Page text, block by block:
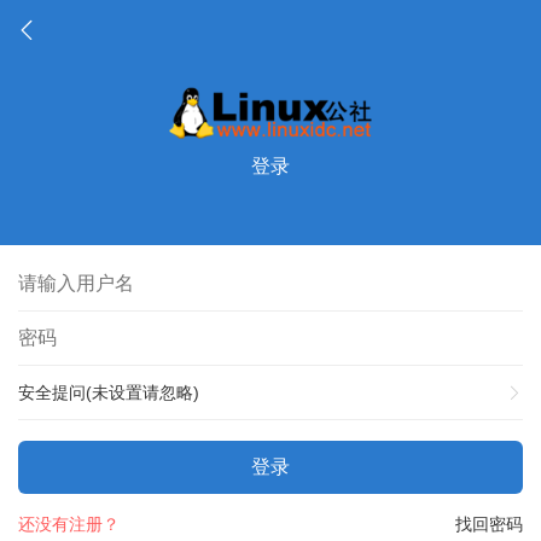
登录
安全提问(未设置请忽略)
登录
找回密码
还没有注册？